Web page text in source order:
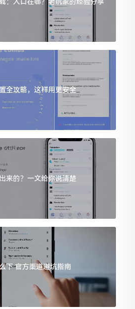
全攻略，这样用更安全
来的？一文给你说清楚
下 官方渠道避坑指南